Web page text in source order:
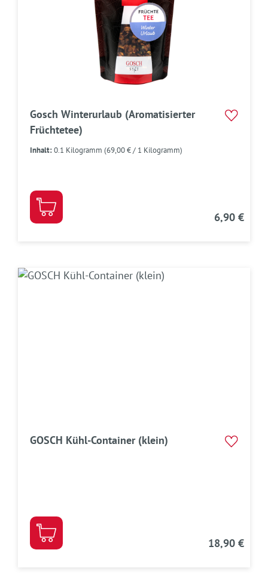
Gosch Winterurlaub (Aromatisierter
Früchtetee)
Inhalt:0.1 Kilogramm (69,00 € / 1 Kilogramm)
6,90 €
GOSCH Kühl-Container (klein)
18,90 €